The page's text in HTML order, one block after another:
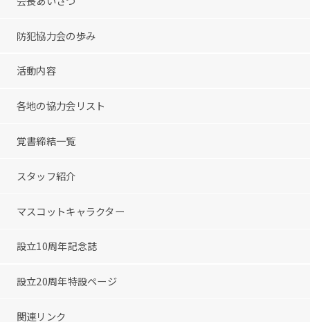
防犯協力会の歩み
活動内容
各地の協力会リスト
覚書締結一覧
スタッフ紹介
マスコットキャラクター
設立10周年記念誌
設立20周年特設ページ
関連リンク